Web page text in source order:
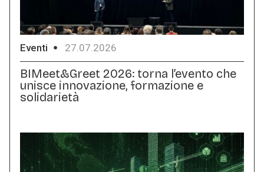
Eventi 27.07.2026
BIMeet&Greet 2026: torna l’evento che
unisce innovazione, formazione e
solidarietà